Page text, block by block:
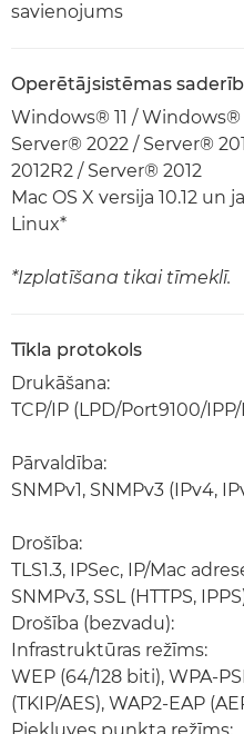
savienojums
Operētājsistēmas
Windows® 11 / Windows®
Server® 2022 / Server®
2012R2 / Server® 2012
Mac OS X versija 10.12 un
Linux*
*Izplatīšana tikai tīmeklī.
Tīkla protokols
Drukāšana:
TCP/IP (LPD/Port9100/
Pārvaldība:
SNMPv1, SNMPv3 (IPv4,
Drošība:
TLS1.3, IPSec, IP/Mac
SNMPv3, SSL (HTTPS,
Drošība (bezvadu):
Infrastruktūras režīms:
WEP (64/128 biti), WPA-
(TKIP/AES), WAP2-EAP